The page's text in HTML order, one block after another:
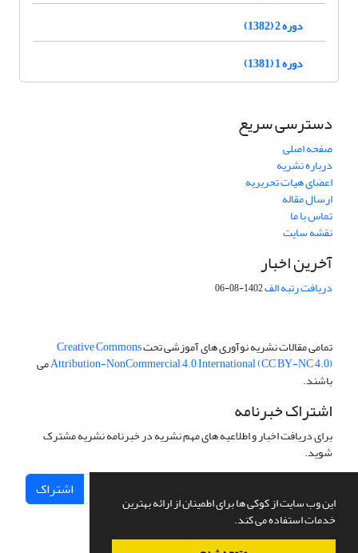
این وب سایت از کوکی ها برای اطمینان از ارائه بهترین
خدمات استفاده می کند.
دوره 2 (1382)
دوره 1 (1381)
دسترسی سریع
صفحه اصلی
درباره نشریه
اعضای هیات تحریریه
ارسال مقاله
تماس با ما
نقشه سایت
آخرین اخبار
دریافت رتبه الف1402-08-06
تمامی مقالات نشریه نوآوری های آموزشی تحتCreative Commons
Attribution-NonCommercial 4.0 International (CC BY-NC 4.0)می
باشند.
اشتراک خبرنامه
برای دریافت اخبار و اطلاعیه های مهم نشریه در خبرنامه نشریه مشترک
شوید.
اشتراک